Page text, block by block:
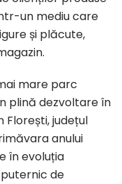
un mediu care
și plăcute,
mare parc
plină dezvoltare în
Florești, județul
anului
în evoluția
de